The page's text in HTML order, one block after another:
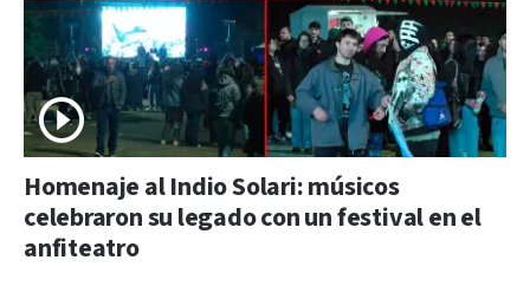
Homenaje al Indio Solari: músicos
celebraron su legado con un festival en el
anfiteatro